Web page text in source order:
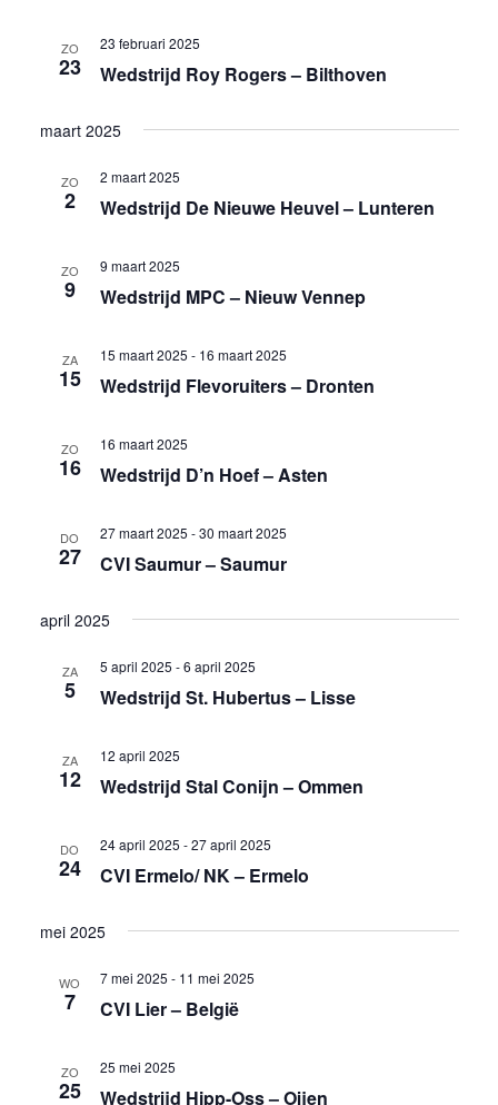
ZO
23 Wedstrijd Roy Rogers – Bilthoven
23 februari 2025
maart 2025
ZO
2 Wedstrijd De Nieuwe Heuvel – Lunteren
2 maart 2025
ZO
9 Wedstrijd MPC – Nieuw Vennep
9 maart 2025
ZA
15 Wedstrijd Flevoruiters – Dronten
15 maart 2025 - 16 maart 2025
ZO
16 Wedstrijd D’n Hoef – Asten
16 maart 2025
DO
27 CVI Saumur – Saumur
27 maart 2025 -30 maart 2025
april 2025
ZA
5 Wedstrijd St. Hubertus – Lisse
5 april 2025 -6 april 2025
ZA
12 Wedstrijd Stal Conijn – Ommen
12 april 2025
DO
24 CVI Ermelo/ NK – Ermelo
24 april 2025 -27 april 2025
mei 2025
WO
7 CVI Lier – België
7 mei 2025 - 11 mei 2025
ZO
25 Wedstrijd Hipp-Oss – Oijen
25 mei 2025